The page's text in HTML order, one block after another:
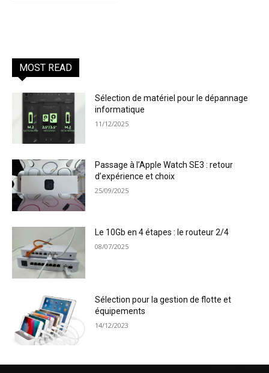
MOST READ
Sélection de matériel pour le dépannage
informatique
11/12/2025
Passage à l’Apple Watch SE3 : retour
d’expérience et choix
25/09/2025
Le 10Gb en 4 étapes : le routeur 2/4
08/07/2025
Sélection pour la gestion de flotte et
équipements
14/12/2023